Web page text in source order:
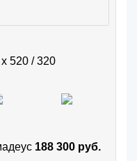
520 / 320
188 300 руб.